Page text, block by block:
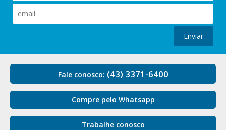
Enviar
Fale conosco: (43) 3371-6400
Compre pelo Whatsapp
Trabalhe conosco